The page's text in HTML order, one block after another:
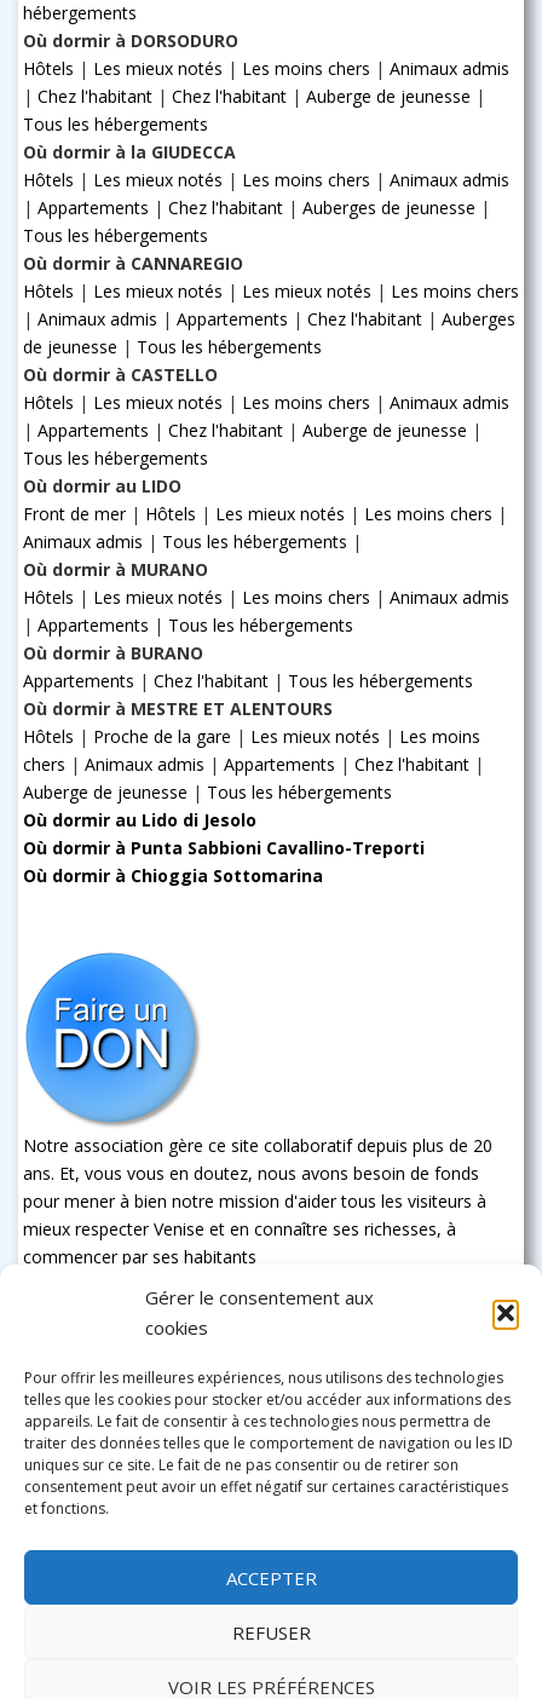
Gérer le consentement aux
cookies
Pour offrir les meilleures expériences, nous utilisons des technologies
telles que les cookies pour stocker et/ou accéder aux informations des
appareils. Le fait de consentir à ces technologies nous permettra de
traiter des données telles que le comportement de navigation ou les ID
uniques sur ce site. Le fait de ne pas consentir ou de retirer son
consentement peut avoir un effet négatif sur certaines caractéristiques
et fonctions.
ACCEPTER
REFUSER
VOIR LES PRÉFÉRENCES
hébergements
Où dormir à DORSODURO
Hôtels | Les mieux notés | Les moins chers | Animaux admis
| Chez l'habitant | Chez l'habitant | Auberge de jeunesse |
Tous les hébergements
Où dormir à la GIUDECCA
Hôtels | Les mieux notés | Les moins chers | Animaux admis
| Appartements | Chez l'habitant | Auberges de jeunesse |
Tous les hébergements
Où dormir à CANNAREGIO
Hôtels | Les mieux notés | Les mieux notés | Les moins chers
| Animaux admis | Appartements | Chez l'habitant | Auberges
de jeunesse | Tous les hébergements
Où dormir à CASTELLO
Hôtels | Les mieux notés | Les moins chers | Animaux admis
| Appartements | Chez l'habitant | Auberge de jeunesse |
Tous les hébergements
Où dormir au LIDO
Front de mer| Hôtels | Les mieux notés | Les moins chers |
Animaux admis | Tous les hébergements |
Où dormir à MURANO
Hôtels | Les mieux notés | Les moins chers | Animaux admis
| Appartements | Tous les hébergements
Où dormir à BURANO
Appartements | Chez l'habitant | Tous les hébergements
Où dormir à MESTRE ET ALENTOURS
Hôtels | Proche de la gare | Les mieux notés | Les moins
chers | Animaux admis | Appartements | Chez l'habitant |
Auberge de jeunesse | Tous les hébergements
Où dormir au Lido di Jesolo
Où dormir à Punta Sabbioni Cavallino-Treporti
Où dormir à Chioggia Sottomarina
Notre association gère ce site collaboratif depuis plus de 20
ans. Et, vous vous en doutez, nous avons besoin de fonds
pour mener à bien notre mission d'aider tous les visiteurs à
mieux respecter Venise et en connaître ses richesses, à
commencer par ses habitants